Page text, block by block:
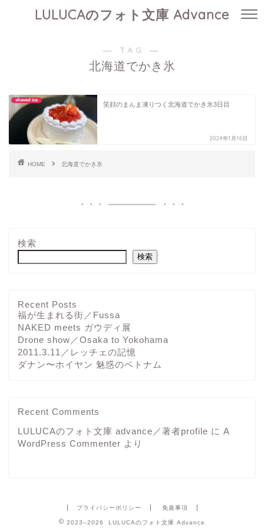
LULUCAのフォト文庫 Advance
― TAG ―
北海道でかき氷
shaved ice
笑顔のまんま凍りつく北海道でかき氷3日目
2024年1月16日
HOME 北海道でかき氷
検索
検索
Recent Posts
福が生まれる街／Fussa
NAKED meets ガウディ展
Drone show／Osaka to Yokohama
2011.3.11／レッチェの記憶
ダナン〜ホイヤン 魅惑のベトナム
Recent Comments
LULUCAのフォト文庫 advance／著者profile に A
WordPress Commenter より
プライバシーポリシー 免責事項
2023–2026 LULUCAのフォト文庫 Advance